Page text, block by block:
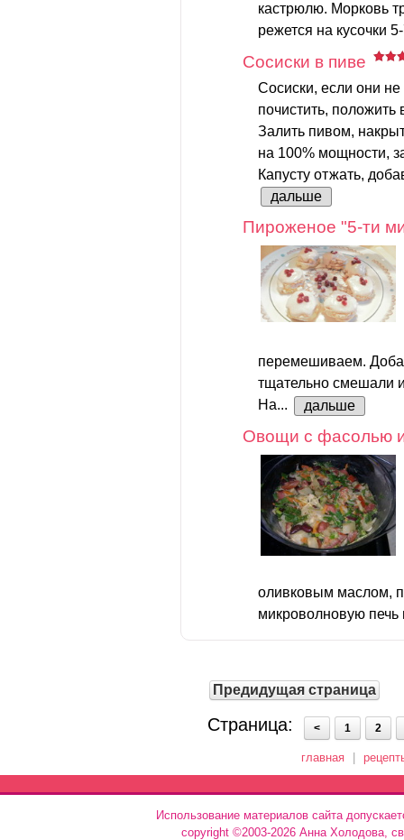
кастрюлю. Морковь
режется на кусочки
Сосиски в пиве
Сосиски, если они
почистить,
Залить пивом,
на 100% мощности,
Капусту отжать,
дальше
Пироженое "5-ти
перемешиваем.
тщательно смешали
На...
дальше
Овощи с фасолью
оливковым маслом,
микроволновую печь
Предидущая страница
Страница: < 1 2
главная
Использование материалов сайта
copyright ©2003-2026 Анна Холодова,